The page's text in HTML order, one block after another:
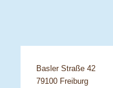
Basler Straße 42
79100 Freiburg